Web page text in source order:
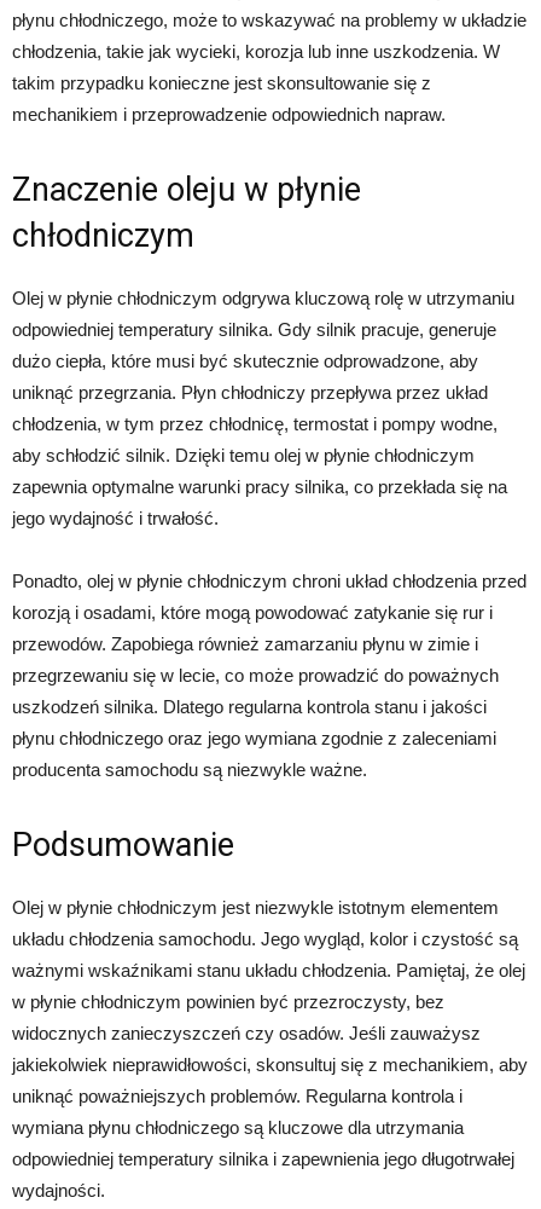
płynu chłodniczego, może to wskazywać na problemy w układzie
chłodzenia, takie jak wycieki, korozja lub inne uszkodzenia. W
takim przypadku konieczne jest skonsultowanie się z
mechanikiem i przeprowadzenie odpowiednich napraw.
Znaczenie oleju w płynie
chłodniczym
Olej w płynie chłodniczym odgrywa kluczową rolę w utrzymaniu
odpowiedniej temperatury silnika. Gdy silnik pracuje, generuje
dużo ciepła, które musi być skutecznie odprowadzone, aby
uniknąć przegrzania. Płyn chłodniczy przepływa przez układ
chłodzenia, w tym przez chłodnicę, termostat i pompy wodne,
aby schłodzić silnik. Dzięki temu olej w płynie chłodniczym
zapewnia optymalne warunki pracy silnika, co przekłada się na
jego wydajność i trwałość.
Ponadto, olej w płynie chłodniczym chroni układ chłodzenia przed
korozją i osadami, które mogą powodować zatykanie się rur i
przewodów. Zapobiega również zamarzaniu płynu w zimie i
przegrzewaniu się w lecie, co może prowadzić do poważnych
uszkodzeń silnika. Dlatego regularna kontrola stanu i jakości
płynu chłodniczego oraz jego wymiana zgodnie z zaleceniami
producenta samochodu są niezwykle ważne.
Podsumowanie
Olej w płynie chłodniczym jest niezwykle istotnym elementem
układu chłodzenia samochodu. Jego wygląd, kolor i czystość są
ważnymi wskaźnikami stanu układu chłodzenia. Pamiętaj, że olej
w płynie chłodniczym powinien być przezroczysty, bez
widocznych zanieczyszczeń czy osadów. Jeśli zauważysz
jakiekolwiek nieprawidłowości, skonsultuj się z mechanikiem, aby
uniknąć poważniejszych problemów. Regularna kontrola i
wymiana płynu chłodniczego są kluczowe dla utrzymania
odpowiedniej temperatury silnika i zapewnienia jego długotrwałej
wydajności.